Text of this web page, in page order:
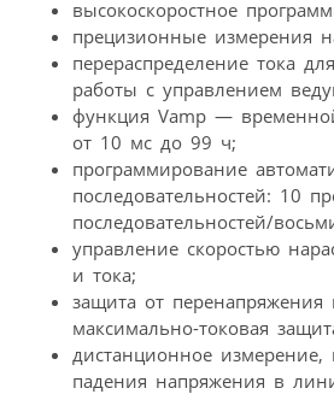
высокоскоростное
прецизионные измерения
перераспределение тока
работы с управлением
функция Vamp —
от 10 мс до 99 ч;
программирование
последовательностей: 10
последовательностей/
управление скоростью
и тока;
защита от перенапряжения
максимально-токовая
дистанционное измерение,
падения напряжения в